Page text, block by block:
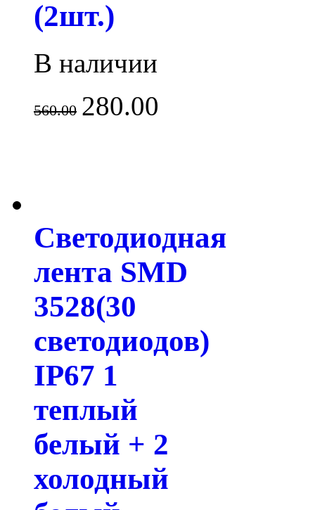
(2шт.)
В наличии
560.00 280.00
Светодиодная
лента SMD
3528(30
светодиодов)
IP67 1
теплый
белый + 2
холодный